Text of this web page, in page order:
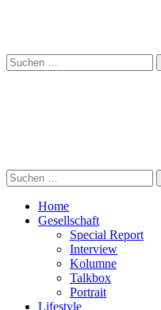
Suchen
nach:
Suchen
nach:
Home
Gesellschaft
Special Report
Interview
Kolumne
Talkbox
Portrait
Lifestyle